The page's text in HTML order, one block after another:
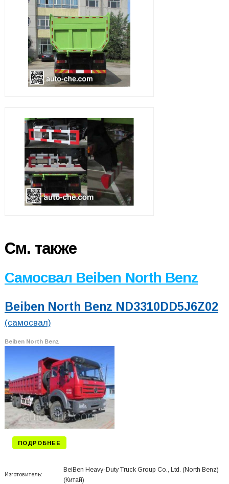
См. также
Самосвал Beiben North Benz
Beiben North Benz ND3310DD5J6Z02
(самосвал)
Beiben North Benz
ПОДРОБНЕЕ
Изготовитель:
BeiBen Heavy-Duty Truck Group Co., Ltd. (North Benz)
(Китай)